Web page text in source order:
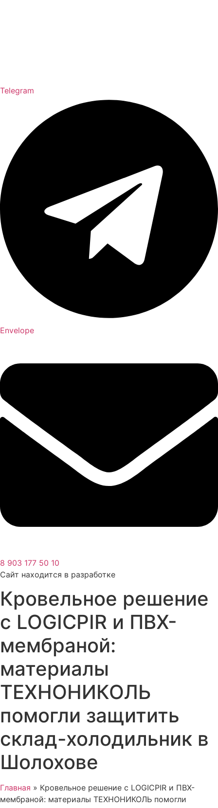
Telegram
Envelope
8 903 177 50 10
Сайт находится в разработке
Кровельное решение
с LOGICPIR и ПВХ-
мембраной:
материалы
ТЕХНОНИКОЛЬ
помогли защитить
склад-холодильник в
Шолохове
Главная » Кровельное решение с LOGICPIR и ПВХ-
мембраной: материалы ТЕХНОНИКОЛЬ помогли